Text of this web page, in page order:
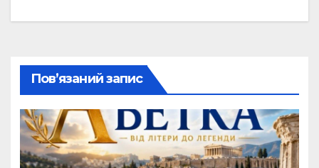
записів
Пов’язаний запис